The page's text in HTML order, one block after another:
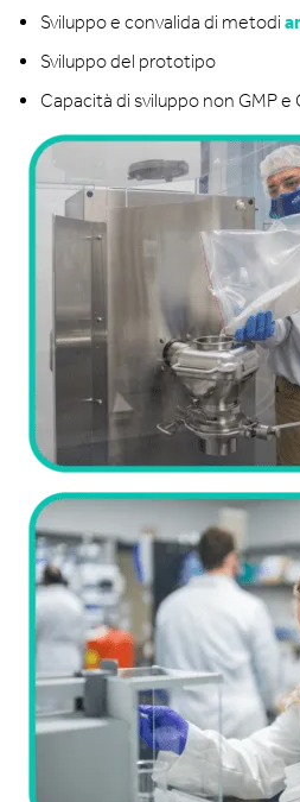
Sviluppo e convalida di metodi
Sviluppo del prototipo
Capacità di sviluppo non GMP e